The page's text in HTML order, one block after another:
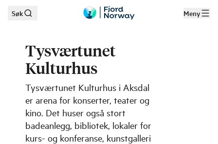
Hopp til hovedinnhold
Søk Meny
Tysværtunet
Kulturhus
Tysværtunet Kulturhus i Aksdal
er arena for konserter, teater og
kino. Det huser også stort
badeanlegg, bibliotek, lokaler for
kurs- og konferanse, kunstgalleri